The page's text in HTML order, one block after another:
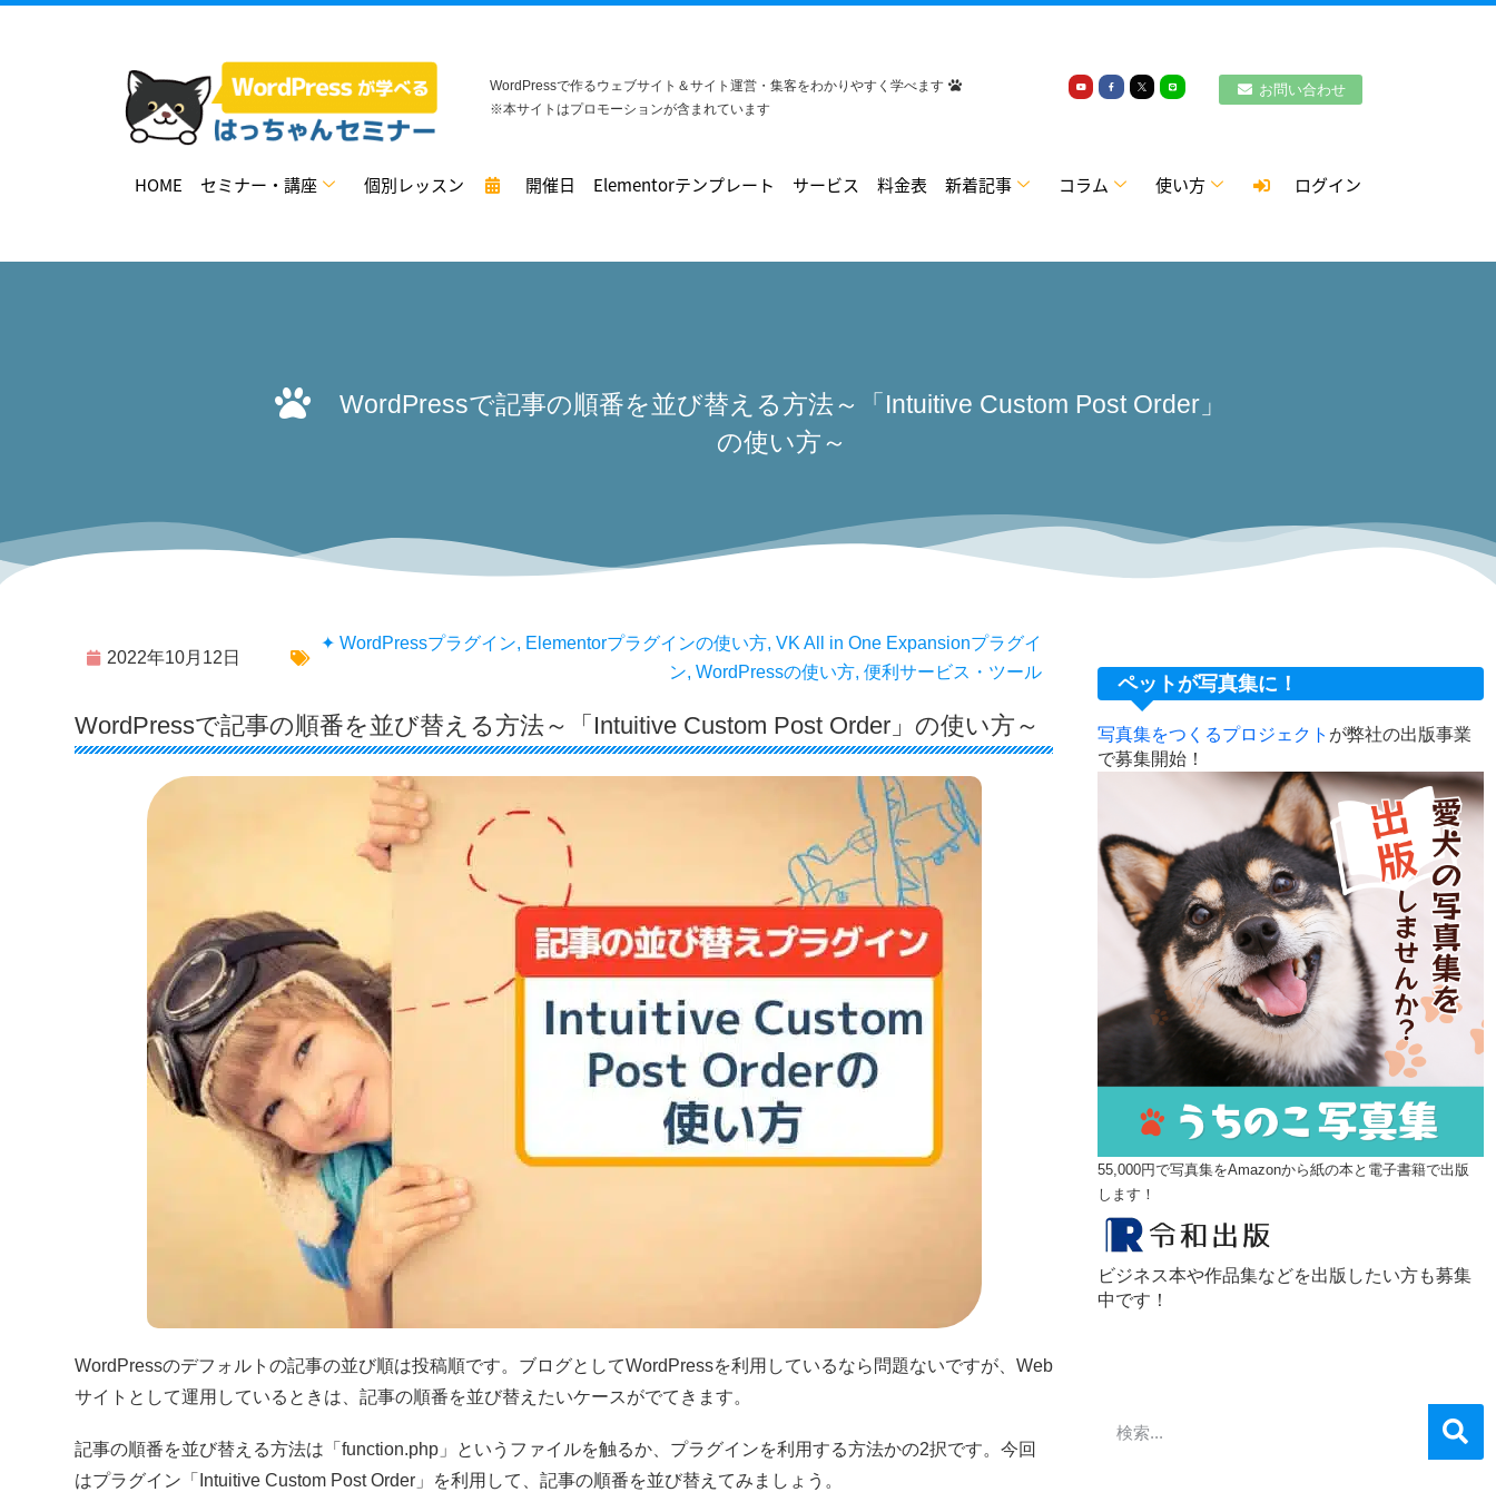
WordPressで作るウェブサイト＆サイト運営・集客をわかりやすく学べます
※本サイトはプロモーションが含まれています
お問い合わせ
HOME セミナー・講座 個別レッスン 開催日 Elementorテンプレート サービス 料金表 新着記事 コラム 使い方 ログイン
WordPressで記事の順番を並び替える方法～「Intuitive Custom Post Order」
の使い方～
2022年10月12日
✦ WordPressプラグイン, Elementorプラグインの使い方,VK All in One Expansionプラグイ
ン,WordPressの使い方,便利サービス・ツール
WordPressで記事の順番を並び替える方法～「Intuitive Custom Post Order」の使い方～
WordPressのデフォルトの記事の並び順は投稿順です。ブログとしてWordPressを利用しているなら問題ないですが、Web
サイトとして運用しているときは、記事の順番を並び替えたいケースがでてきます。
記事の順番を並び替える方法は「function.php」というファイルを触るか、プラグインを利用する方法かの2択です。今回
はプラグイン「Intuitive Custom Post Order」を利用して、記事の順番を並び替えてみましょう。
ペットが写真集に！
写真集をつくるプロジェクト が弊社の出版事業
で募集開始！
55,000円で写真集をAmazonから紙の本と電子書籍で出版
します！
ビジネス本や作品集などを出版したい方も募集
中です！